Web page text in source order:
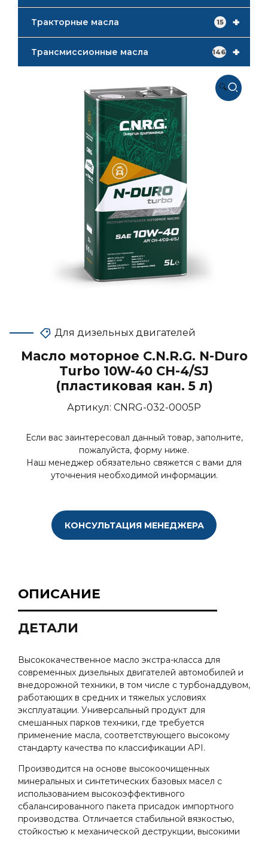
+
Тракторные масла 15
+
Трансмиссионные масла 146
🔍
Для дизельных двигателей
Масло моторное C.N.R.G. N-Duro
Turbo 10W-40 CH-4/SJ
(пластиковая кан. 5 л)
Артикул: CNRG-032-0005P
Если вас заинтересовал данный товар, заполните,
пожалуйста, форму ниже.
Наш менеджер обязательно свяжется с вами для
уточнения необходимой информации.
КОНСУЛЬТАЦИЯ МЕНЕДЖЕРА
ОПИСАНИЕ
ДЕТАЛИ
Высококачественное масло экстра-класса для
современных дизельных двигателей автомобилей и
внедорожной техники, в том числе с турбонаддувом,
работающих в средних и тяжелых условиях
эксплуатации. Универсальный продукт для
смешанных парков техники, где требуется
применение масла, соответствующего высокому
стандарту качества по классификации API.
Производится на основе высокоочищенных
минеральных и синтетических базовых масел с
использованием высокоэффективного
сбалансированного пакета присадок импортного
производства. Отличается стабильной вязкостью,
стойкостью к механической деструкции, высокими